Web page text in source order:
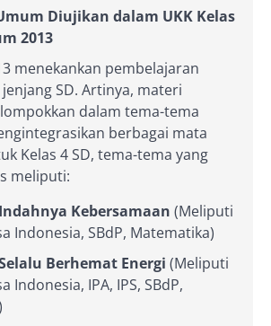
Diujikan dalam UKK Kelas
2013
menekankan pembelajaran
SD. Artinya, materi
dalam tema-tema
berbagai mata
Kelas 4 SD, tema-tema yang
meliputi:
Kebersamaan (Meliputi
Indonesia, SBdP, Matematika)
Berhemat Energi (Meliputi
Indonesia, IPA, IPS, SBdP,